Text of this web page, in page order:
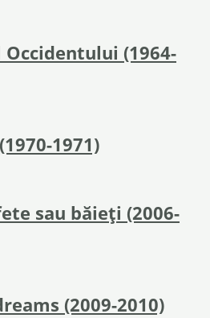
(1964-
1971)
sau băieţi (2006-
(2009-2010)